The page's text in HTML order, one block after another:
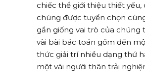
chiếc thể giới thiệu thiết yếu,
chúng được tuyển chọn
gần giống vai trò của chúng
vài bài bác toán gồm đến
thức giải trí nhiều dạng thứ
một vài người thân trải